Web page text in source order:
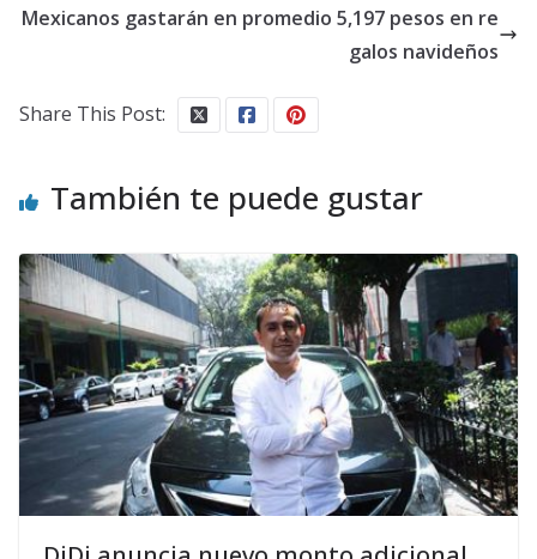
Mexicanos gastarán en promedio 5,197 pesos en re
galos navideños
Share This Post:
También te puede gustar